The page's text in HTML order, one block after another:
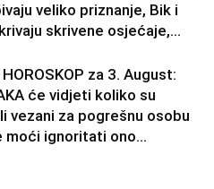
veliko priznanje, Bik i
skrivene osjećaje,...
za 3. August:
će vidjeti koliko su
vezani za pogrešnu osobu
moći ignoritati ono...